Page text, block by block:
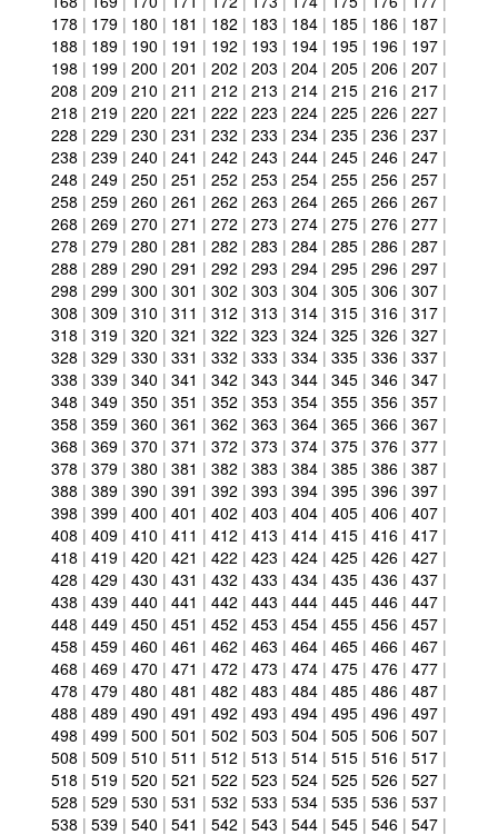
178 | 179 | 180 | 181 | 182 | 183 | 184 | 185 | 186 | 187 |
188 | 189 | 190 | 191 | 192 | 193 | 194 | 195 | 196 | 197 |
198 | 199 | 200 | 201 | 202 | 203 | 204 | 205 | 206 | 207 |
208 | 209 | 210 | 211 | 212 | 213 | 214 | 215 | 216 | 217 |
218 | 219 | 220 | 221 | 222 | 223 | 224 | 225 | 226 | 227 |
228 | 229 | 230 | 231 | 232 | 233 | 234 | 235 | 236 | 237 |
238 | 239 | 240 | 241 | 242 | 243 | 244 | 245 | 246 | 247 |
248 | 249 | 250 | 251 | 252 | 253 | 254 | 255 | 256 | 257 |
258 | 259 | 260 | 261 | 262 | 263 | 264 | 265 | 266 | 267 |
268 | 269 | 270 | 271 | 272 | 273 | 274 | 275 | 276 | 277 |
278 | 279 | 280 | 281 | 282 | 283 | 284 | 285 | 286 | 287 |
288 | 289 | 290 | 291 | 292 | 293 | 294 | 295 | 296 | 297 |
298 | 299 | 300 | 301 | 302 | 303 | 304 | 305 | 306 | 307 |
308 | 309 | 310 | 311 | 312 | 313 | 314 | 315 | 316 | 317 |
318 | 319 | 320 | 321 | 322 | 323 | 324 | 325 | 326 | 327 |
328 | 329 | 330 | 331 | 332 | 333 | 334 | 335 | 336 | 337 |
338 | 339 | 340 | 341 | 342 | 343 | 344 | 345 | 346 | 347 |
348 | 349 | 350 | 351 | 352 | 353 | 354 | 355 | 356 | 357 |
358 | 359 | 360 | 361 | 362 | 363 | 364 | 365 | 366 | 367 |
368 | 369 | 370 | 371 | 372 | 373 | 374 | 375 | 376 | 377 |
378 | 379 | 380 | 381 | 382 | 383 | 384 | 385 | 386 | 387 |
388 | 389 | 390 | 391 | 392 | 393 | 394 | 395 | 396 | 397 |
398 | 399 | 400 | 401 | 402 | 403 | 404 | 405 | 406 | 407 |
408 | 409 | 410 | 411 | 412 | 413 | 414 | 415 | 416 | 417 |
418 | 419 | 420 | 421 | 422 | 423 | 424 | 425 | 426 | 427 |
428 | 429 | 430 | 431 | 432 | 433 | 434 | 435 | 436 | 437 |
438 | 439 | 440 | 441 | 442 | 443 | 444 | 445 | 446 | 447 |
448 | 449 | 450 | 451 | 452 | 453 | 454 | 455 | 456 | 457 |
458 | 459 | 460 | 461 | 462 | 463 | 464 | 465 | 466 | 467 |
468 | 469 | 470 | 471 | 472 | 473 | 474 | 475 | 476 | 477 |
478 | 479 | 480 | 481 | 482 | 483 | 484 | 485 | 486 | 487 |
488 | 489 | 490 | 491 | 492 | 493 | 494 | 495 | 496 | 497 |
498 | 499 | 500 | 501 | 502 | 503 | 504 | 505 | 506 | 507 |
508 | 509 | 510 | 511 | 512 | 513 | 514 | 515 | 516 | 517 |
518 | 519 | 520 | 521 | 522 | 523 | 524 | 525 | 526 | 527 |
528 | 529 | 530 | 531 | 532 | 533 | 534 | 535 | 536 | 537 |
538 | 539 | 540 | 541 | 542 | 543 | 544 | 545 | 546 | 547 |